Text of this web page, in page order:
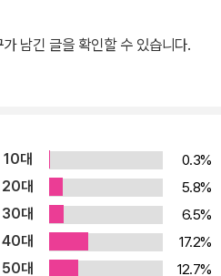
학에 다가서기 어려워하는 독자들
세간의 평
독자들에게 어떠한 의미를 던져줄
정된 작품들에는 유명한 작가의
미에는 시대와 작품을 아우르는 문
져 독자들의 이해를 돕도록 했다.
리 시대의 한국문학에 바치는 나의
사회의 운명이 평탄치 않아서 서구
감히 타매하는 이도 있고 일본과
있을 것이다. 그러나 이 선집을 통
남긴 글을 확인할 수 있습니다.
10대
0.3%
20대
5.8%
30대
6.5%
40대
17.2%
50대
12.7%